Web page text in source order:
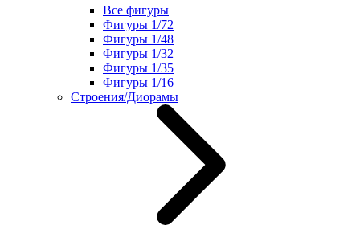
Все фигуры
Фигуры 1/72
Фигуры 1/48
Фигуры 1/32
Фигуры 1/35
Фигуры 1/16
Строения/Диорамы